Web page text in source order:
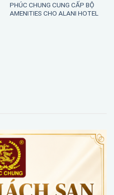
PHÚC CHUNG CUNG CẤP BỘ
AMENITIES CHO ALANI HOTEL